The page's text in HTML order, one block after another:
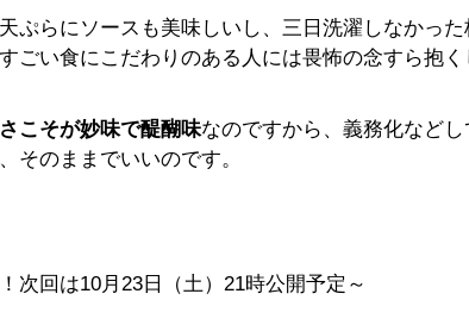
ぷらにソースも美味しいし、三日洗濯しなかっ
ごい食にこだわりのある人には畏怖の念すら抱
こそが妙味で醍醐味なのですから、義務化など
そのままでいいのです。
次回は10月23日（土）21時公開予定～